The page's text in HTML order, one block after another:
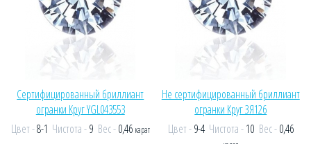
Сертифицированный бриллиант
огранки Круг YGL043553
Цвет -8-1 Чистота -9 Вес -0,46 карат
Не сертифицированный бриллиант
огранки Круг ЗЯ126
Цвет -9-4 Чистота -10 Вес -0,46